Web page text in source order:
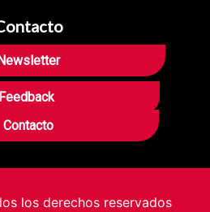
Newsletter
Feedback
Contacto
los derechos reservados